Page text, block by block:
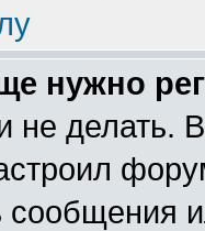
нужно
не делать.